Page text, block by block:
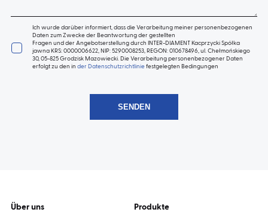
Ich wurde darüber informiert, dass die Verarbeitung meiner personenbezogenen
Daten zum Zwecke der Beantwortung der gestellten
Fragen und der Angebotserstellung durch INTER-DIAMENT Kacprzycki Spółka
jawna KRS: 0000006622, NIP: 5290008253, REGON: 010678496, ul. Chełmońskiego
30, 05-825 Grodzisk Mazowiecki. Die Verarbeitung personenbezogener Daten
erfolgt zu den in der Datenschutzrichtliniefestgelegten Bedingungen
Über uns Produkte